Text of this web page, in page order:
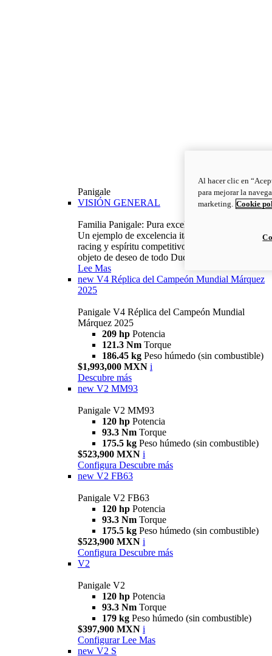
Panigale
VISIÓN GENERAL
Familia Panigale: Pura excelencia italiana.
Un ejemplo de excelencia italiana, con ADN
racing y espíritu competitivo: la Panigale es el
objeto de deseo de todo Ducatista.
Lee Mas
new V4 Réplica del Campeón Mundial Márquez
2025
Panigale V4 Réplica del Campeón Mundial
Márquez 2025
209 hp Potencia
121.3 Nm Torque
186.45 kg Peso húmedo (sin combustible)
$1,993,000 MXN i
Descubre más
new V2 MM93
Panigale V2 MM93
120 hp Potencia
93.3 Nm Torque
175.5 kg Peso húmedo (sin combustible)
$523,900 MXN i
Configura Descubre más
new V2 FB63
Panigale V2 FB63
120 hp Potencia
93.3 Nm Torque
175.5 kg Peso húmedo (sin combustible)
$523,900 MXN i
Configura Descubre más
V2
Panigale V2
120 hp Potencia
93.3 Nm Torque
179 kg Peso húmedo (sin combustible)
$397,900 MXN i
Configurar Lee Mas
new V2 S
Al hacer clic en
para mejorar la
marketing. Cookie